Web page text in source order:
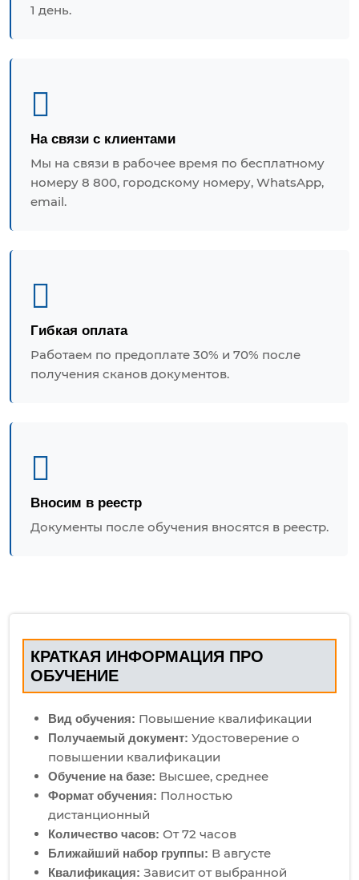
1 день.
На связи с клиентами
Мы на связи в рабочее время по бесплатному
номеру 8 800, городскому номеру, WhatsApp,
email.
Гибкая оплата
Работаем по предоплате 30% и 70% после
получения сканов документов.
Вносим в реестр
Документы после обучения вносятся в реестр.
КРАТКАЯ ИНФОРМАЦИЯ ПРО
ОБУЧЕНИЕ
Вид обучения: Повышение квалификации
Получаемый документ: Удостоверение о
повышении квалификации
Обучение на базе: Высшее, среднее
Формат обучения: Полностью
дистанционный
Количество часов: От 72 часов
Ближайший набор группы: В августе
Квалификация: Зависит от выбранной